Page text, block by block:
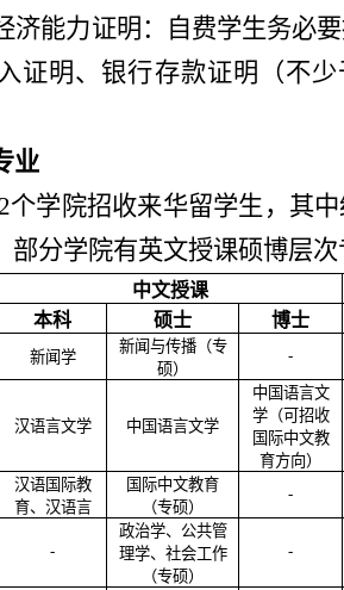
济能力证明：自费学生务必
证明、银行存款证明（不
业
2个学院招收来华留学生，其
部分学院有英文授课硕博层
中文授课
本科
硕士 博士
新闻学
新闻与传播（专
硕）
-
汉语言文学 中国语言文学
中国语言文
学（ 可招收
国际中文教
育方向）
汉语国际教
育、汉语言
国际中文教育
（专硕）
-
-
政治学、公共管
理学、社会工作
（专硕）
-